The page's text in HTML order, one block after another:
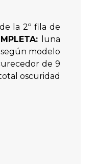
la 2º fila de
luna
modelo
de 9
oscuridad